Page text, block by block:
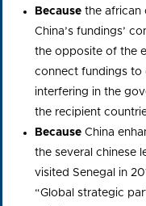
Because the african
China’s fundings’
the opposite of the
connect fundings to
interfering in the
the recipient
Because China
the several chinese
visited Senegal in
“Global strategic